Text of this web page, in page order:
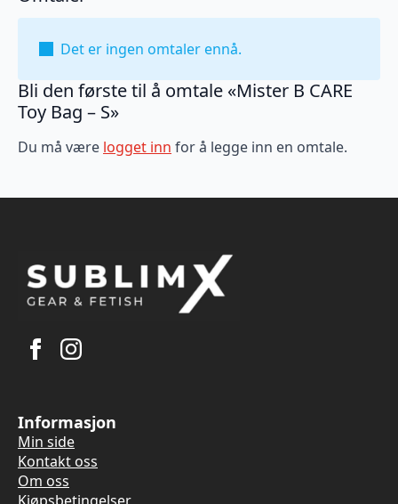
Det er ingen omtaler ennå.
Bli den første til å omtale «Mister B CARE
Toy Bag – S»
Du må være logget inn for å legge inn en omtale.
Informasjon
Min side
Kontakt oss
Om oss